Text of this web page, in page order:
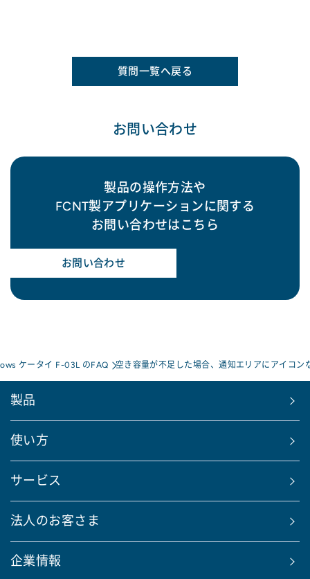
質問一覧へ戻る
お問い合わせ
製品の操作方法や
FCNT製アプリケーションに関する
お問い合わせはこちら
お問い合わせ
ケータイ F-03L のFAQ 空き容量が不足した場合、通知エリアにアイコ
製品
使い方
サービス
法人のお客さま
企業情報